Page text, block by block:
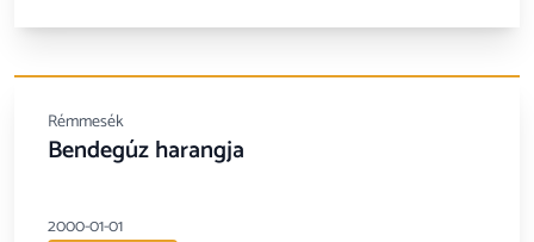
Rémmesék
Bendegúz harangja
2000-01-01